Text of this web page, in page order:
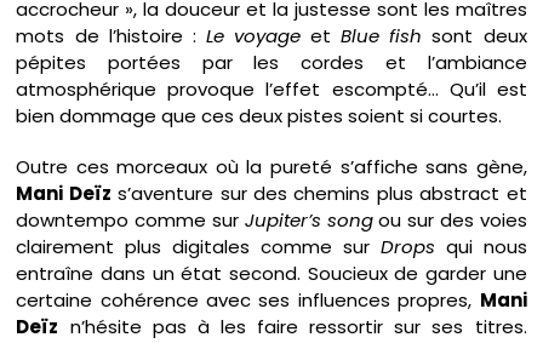
accrocheur », la douceur et la justesse sont les maîtres
mots de l’histoire : Le voyage etBlue fish sont deux
pépites portées par les cordes et l’ambiance
atmosphérique provoque l’effet escompté… Qu’il est
bien dommage que ces deux pistes soient si courtes.
Outre ces morceaux où la pureté s’affiche sans gène,
Mani Deïz s’aventure sur des chemins plus abstract et
downtempo comme sur Jupiter’s songou sur des voies
clairement plus digitales comme sur Drops qui nous
entraîne dans un état second. Soucieux de garder une
certaine cohérence avec ses influences propres, Mani
Deïz n’hésite pas à les faire ressortir sur ses titres.